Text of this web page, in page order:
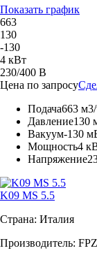
Показать график
663
130
-130
4 кВт
230/400 В
Цена по запросу
Подача663 м3/
Давление130
Вакуум-130
Мощность4
Напряжение
K09 MS 5.5
Страна: Италия
Производитель: FPZ